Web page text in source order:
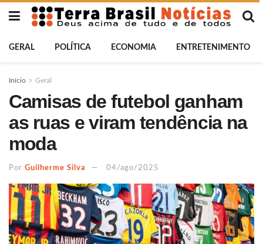
GERAL POLÍTICA ECONOMIA ENTRETENIMENTO
Início Geral
Camisas de futebol ganham
as ruas e viram tendência na
moda
Por Guilherme Silva 04/ago/2025